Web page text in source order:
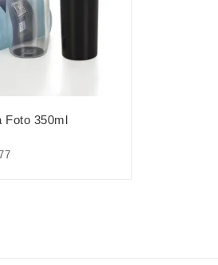
Foto 350ml